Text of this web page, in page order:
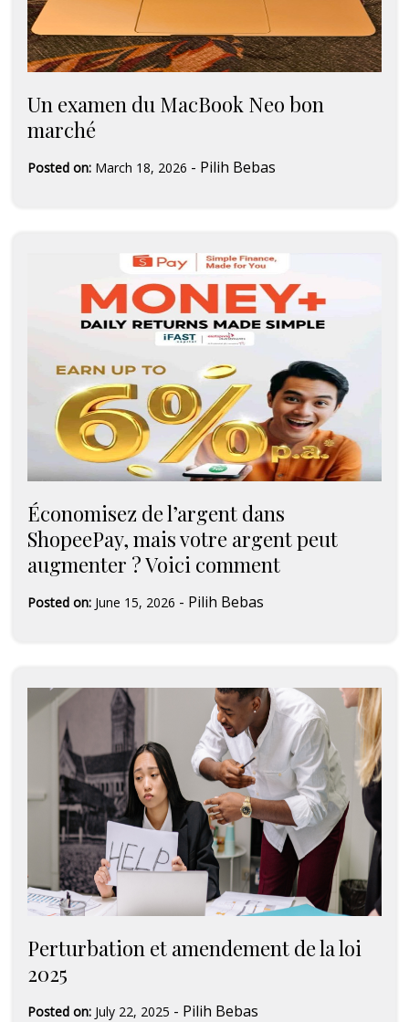
Un examen du MacBook Neo bon
marché
Posted on: March 18, 2026 - Pilih Bebas
Économisez de l’argent dans
ShopeePay, mais votre argent peut
augmenter ? Voici comment
Posted on: June 15, 2026 - Pilih Bebas
Perturbation et amendement de la loi
2025
Posted on: July 22, 2025 - Pilih Bebas